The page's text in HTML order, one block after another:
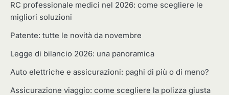
RC professionale medici nel 2026: come scegliere le
migliori soluzioni
Patente: tutte le novità da novembre
Legge di bilancio 2026: una panoramica
Auto elettriche e assicurazioni: paghi di più o di meno?
Assicurazione viaggio: come scegliere la polizza giusta